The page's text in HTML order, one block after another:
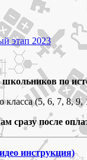
этап 2023
по
класса (5, 6, 7, 8, 9,
сразу после
инструкция)